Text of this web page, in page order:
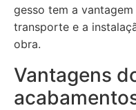
gesso tem a
transporte e a
obra.
Vantagens